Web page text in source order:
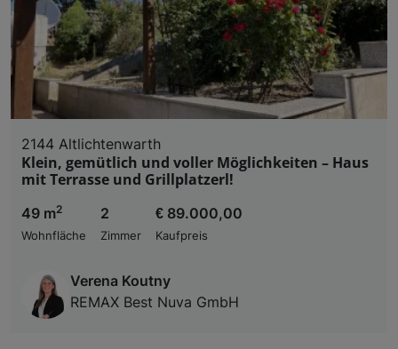
2144 Altlichtenwarth
Klein, gemütlich und voller Möglichkeiten – Haus
mit Terrasse und Grillplatzerl!
49 m2
Wohnfläche
2
Zimmer
€ 89.000,00
Kaufpreis
Verena Koutny
REMAX Best Nuva GmbH